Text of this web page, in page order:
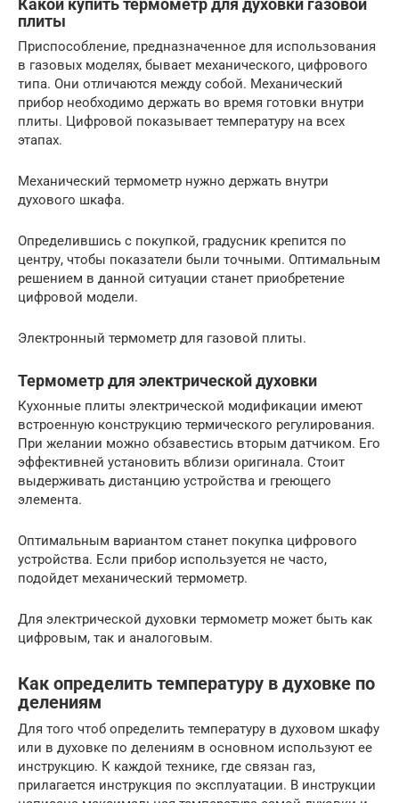
Какой купить термометр для духовки газовой
плиты
Приспособление, предназначенное для использования
в газовых моделях, бывает механического, цифрового
типа. Они отличаются между собой. Механический
прибор необходимо держать во время готовки внутри
плиты. Цифровой показывает температуру на всех
этапах.
Механический термометр нужно держать внутри
духового шкафа.
Определившись с покупкой, градусник крепится по
центру, чтобы показатели были точными. Оптимальным
решением в данной ситуации станет приобретение
цифровой модели.
Электронный термометр для газовой плиты.
Термометр для электрической духовки
Кухонные плиты электрической модификации имеют
встроенную конструкцию термического регулирования.
При желании можно обзавестись вторым датчиком. Его
эффективней установить вблизи оригинала. Стоит
выдерживать дистанцию устройства и греющего
элемента.
Оптимальным вариантом станет покупка цифрового
устройства. Если прибор используется не часто,
подойдет механический термометр.
Для электрической духовки термометр может быть как
цифровым, так и аналоговым.
Как определить температуру в духовке по
делениям
Для того чтоб определить температуру в духовом шкафу
или в духовке по делениям в основном используют ее
инструкцию. К каждой технике, где связан газ,
прилагается инструкция по эксплуатации. В инструкции